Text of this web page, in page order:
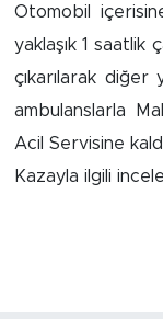
Otomobil
yaklaşık 1 saatlik
çıkarılarak diğer
ambulanslarla
Acil Servisine
Kazayla ilgili
Yeşilyurt
Akçadağ